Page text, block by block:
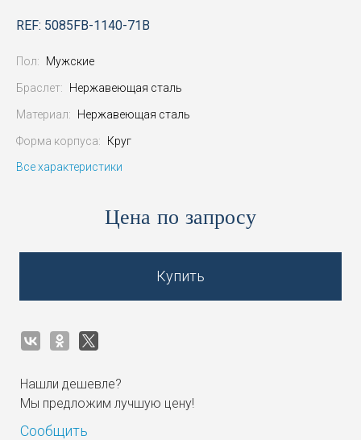
REF: 5085FB-1140-71B
Пол: Мужские
Браслет: Нержавеющая сталь
Материал: Нержавеющая сталь
Форма корпуса:
Круг
Все характеристики
Цена по запросу
Купить
Нашли дешевле?
Мы предложим лучшую цену!
Сообщить